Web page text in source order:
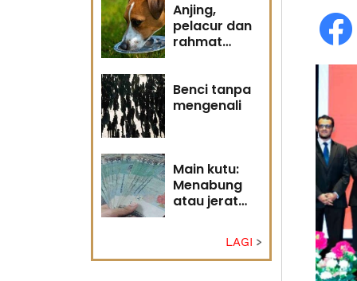
Anjing,
pelacur dan
rahmat
Benci tanpa
mengenali
Main kutu:
Menabung
atau jerat
LAGI